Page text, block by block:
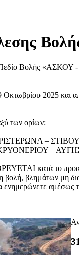
Οκτωβρίου 2025
των ορίων:
–
–
κατά το
βλημάτων μη
αμέσως